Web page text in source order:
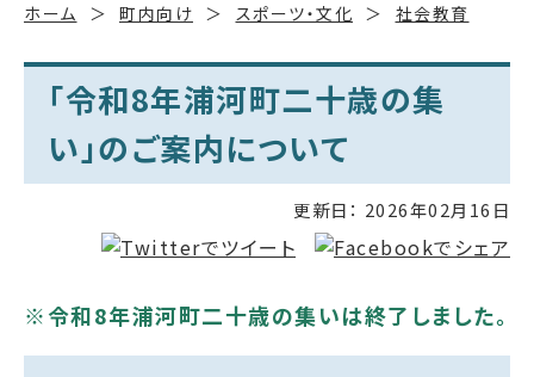
ホーム 町内向け スポーツ・文化 社会教育
「令和8年浦河町二十歳の集
い」のご案内について
更新日： 2026年02月16日
※令和8年浦河町二十歳の集いは終了しました。